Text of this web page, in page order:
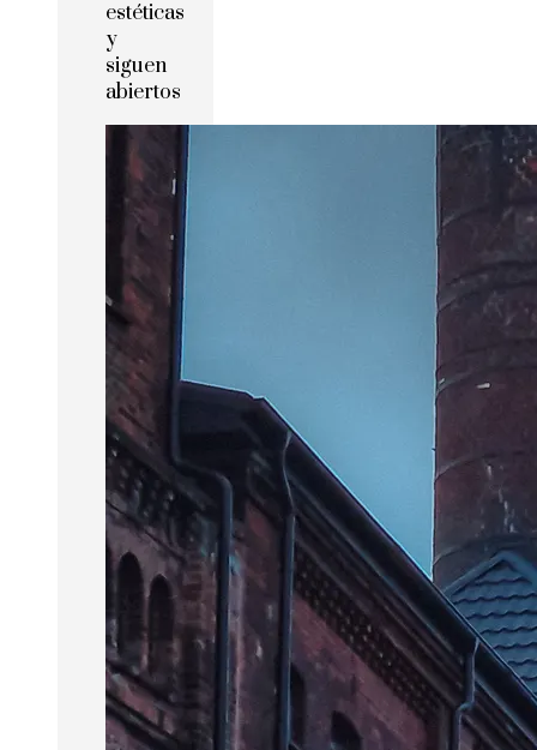
estéticas
y
siguen
abiertos